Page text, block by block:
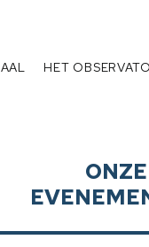
HET
ONZE